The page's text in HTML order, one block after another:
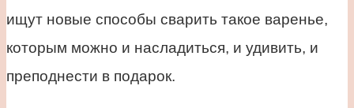
ищут новые способы сварить такое варенье,
которым можно и насладиться, и удивить, и
преподнести в подарок.